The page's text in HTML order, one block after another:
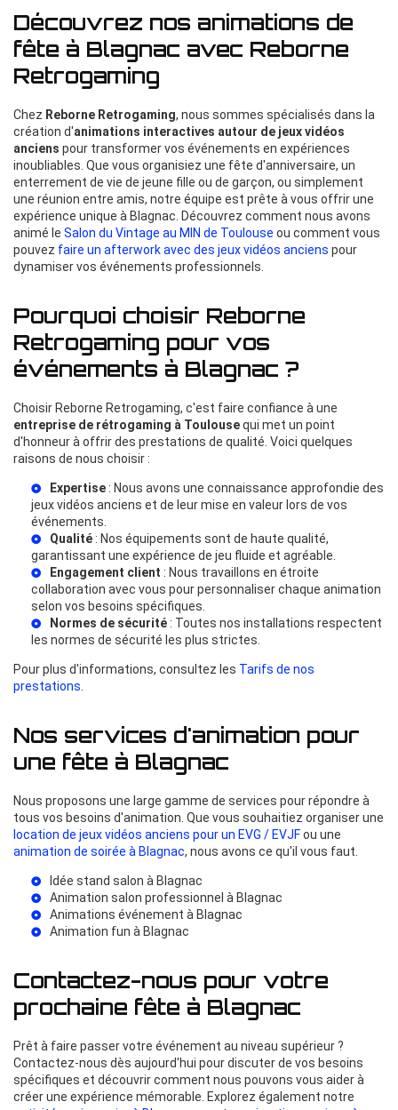
Découvrez nos animations de
fête à Blagnac avec Reborne
Retrogaming
Chez Reborne Retrogaming, nous sommes spécialisés dans la
création d'animations interactives autour de jeux vidéos
anciens pour transformer vos événements en expériences
inoubliables. Que vous organisiez une fête d'anniversaire, un
enterrement de vie de jeune fille ou de garçon, ou simplement
une réunion entre amis, notre équipe est prête à vous offrir une
expérience unique à Blagnac. Découvrez comment nous avons
animé le Salon du Vintage au MIN de Toulouse ou comment vous
pouvez faire un afterwork avec des jeux vidéos anciens pour
dynamiser vos événements professionnels.
Pourquoi choisir Reborne
Retrogaming pour vos
événements à Blagnac ?
Choisir Reborne Retrogaming, c'est faire confiance à une
entreprise de rétrogaming à Toulousequi met un point
d'honneur à offrir des prestations de qualité. Voici quelques
raisons de nous choisir :
Expertise : Nous avons une connaissance approfondie des
jeux vidéos anciens et de leur mise en valeur lors de vos
événements.
Qualité : Nos équipements sont de haute qualité,
garantissant une expérience de jeu fluide et agréable.
Engagement client : Nous travaillons en étroite
collaboration avec vous pour personnaliser chaque animation
selon vos besoins spécifiques.
Normes de sécurité : Toutes nos installations respectent
les normes de sécurité les plus strictes.
Pour plus d'informations, consultez les Tarifs de nos
prestations
Nos services d'animation pour
une fête à Blagnac
Nous proposons une large gamme de services pour répondre à
tous vos besoins d'animation. Que vous souhaitiez organiser une
location de jeux vidéos anciens pour un EVG / EVJFou une
animation de soirée à Blagnac, nous avons ce qu'il vous faut.
Idée stand salon à Blagnac
Animation salon professionnel à Blagnac
Animations événement à Blagnac
Animation fun à Blagnac
Contactez-nous pour votre
prochaine fête à Blagnac
Prêt à faire passer votre événement au niveau supérieur ?
Contactez-nous dès aujourd'hui pour discuter de vos besoins
spécifiques et découvrir comment nous pouvons vous aider à
créer une expérience mémorable. Explorez également notre